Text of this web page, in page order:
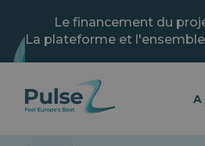
main
content
Le financement du
La plateforme et
A